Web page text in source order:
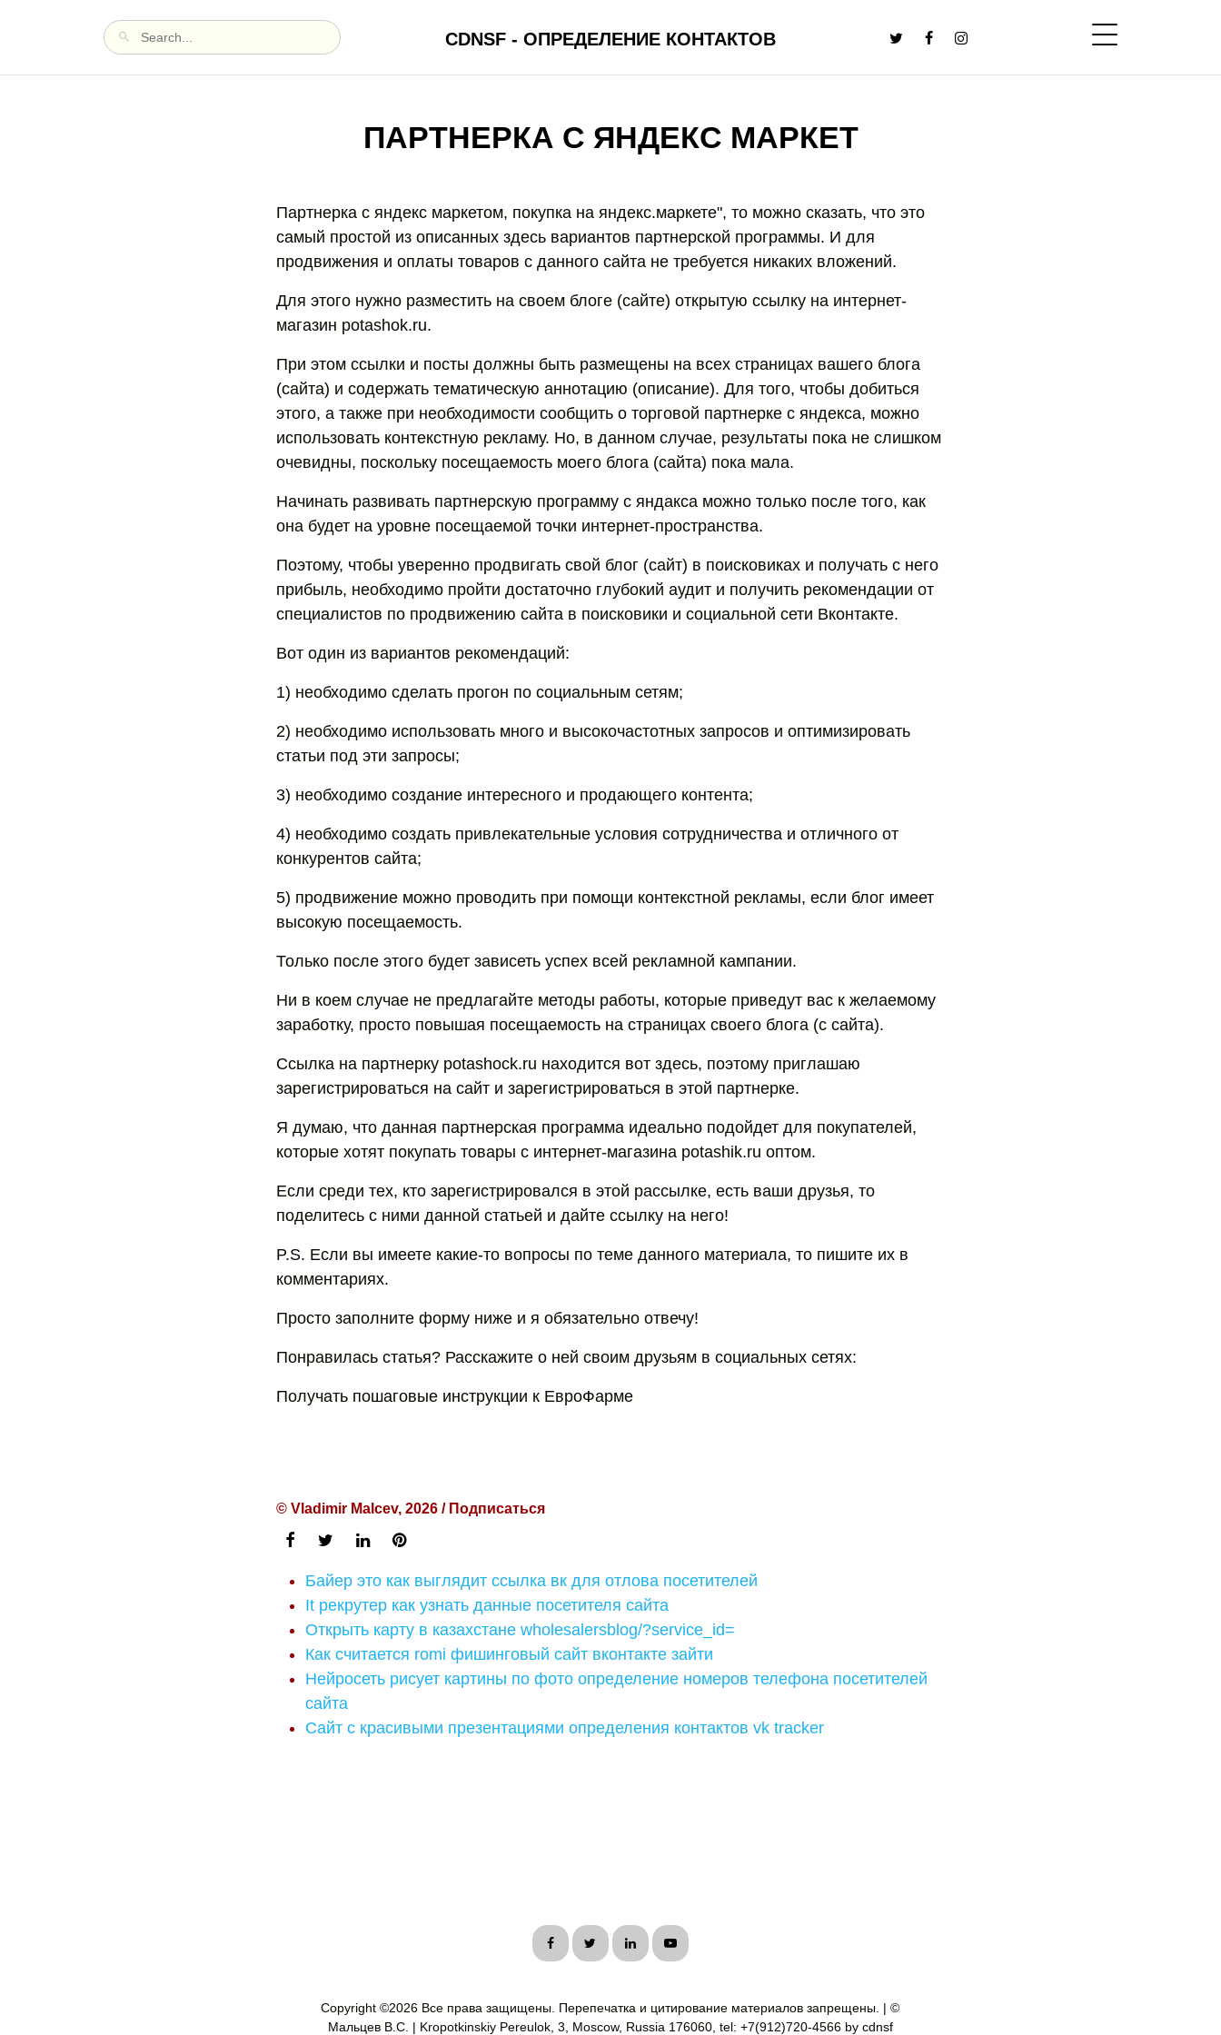
CDNSF - ОПРЕДЕЛЕНИЕ КОНТАКТОВ
ПАРТНЕРКА С ЯНДЕКС МАРКЕТ
Партнерка с яндекс маркетом, покупка на яндекс.маркете", то можно сказать, что это
самый простой из описанных здесь вариантов партнерской программы. И для
продвижения и оплаты товаров с данного сайта не требуется никаких вложений.
Для этого нужно разместить на своем блоге (сайте) открытую ссылку на интернет-
магазин potashok.ru.
При этом ссылки и посты должны быть размещены на всех страницах вашего блога
(сайта) и содержать тематическую аннотацию (описание). Для того, чтобы добиться
этого, а также при необходимости сообщить о торговой партнерке с яндекса, можно
использовать контекстную рекламу. Но, в данном случае, результаты пока не слишком
очевидны, поскольку посещаемость моего блога (сайта) пока мала.
Начинать развивать партнерскую программу с яндакса можно только после того, как
она будет на уровне посещаемой точки интернет-пространства.
Поэтому, чтобы уверенно продвигать свой блог (сайт) в поисковиках и получать с него
прибыль, необходимо пройти достаточно глубокий аудит и получить рекомендации от
специалистов по продвижению сайта в поисковики и социальной сети Вконтакте.
Вот один из вариантов рекомендаций:
1) необходимо сделать прогон по социальным сетям;
2) необходимо использовать много и высокочастотных запросов и оптимизировать
статьи под эти запросы;
3) необходимо создание интересного и продающего контента;
4) необходимо создать привлекательные условия сотрудничества и отличного от
конкурентов сайта;
5) продвижение можно проводить при помощи контекстной рекламы, если блог имеет
высокую посещаемость.
Только после этого будет зависеть успех всей рекламной кампании.
Ни в коем случае не предлагайте методы работы, которые приведут вас к желаемому
заработку, просто повышая посещаемость на страницах своего блога (с сайта).
Ссылка на партнерку potashock.ru находится вот здесь, поэтому приглашаю
зарегистрироваться на сайт и зарегистрироваться в этой партнерке.
Я думаю, что данная партнерская программа идеально подойдет для покупателей,
которые хотят покупать товары с интернет-магазина potashik.ru оптом.
Если среди тех, кто зарегистрировался в этой рассылке, есть ваши друзья, то
поделитесь с ними данной статьей и дайте ссылку на него!
P.S. Если вы имеете какие-то вопросы по теме данного материала, то пишите их в
комментариях.
Просто заполните форму ниже и я обязательно отвечу!
Понравилась статья? Расскажите о ней своим друзьям в социальных сетях:
Получать пошаговые инструкции к ЕвроФарме
© Vladimir Malcev, 2026 / Подписаться
Байер это как выглядит ссылка вк для отлова посетителей
It рекрутер как узнать данные посетителя сайта
Открыть карту в казахстане wholesalersblog/?service_id=
Как считается romi фишинговый сайт вконтакте зайти
Нейросеть рисует картины по фото определение номеров телефона посетителей
сайта
Сайт с красивыми презентациями определения контактов vk tracker
Copyright ©2026 Все права защищены. Перепечатка и цитирование материалов запрещены. | ©
Мальцев В.С. | Kropotkinskiy Pereulok, 3, Moscow, Russia 176060, tel: +7(912)720-4566 by cdnsf